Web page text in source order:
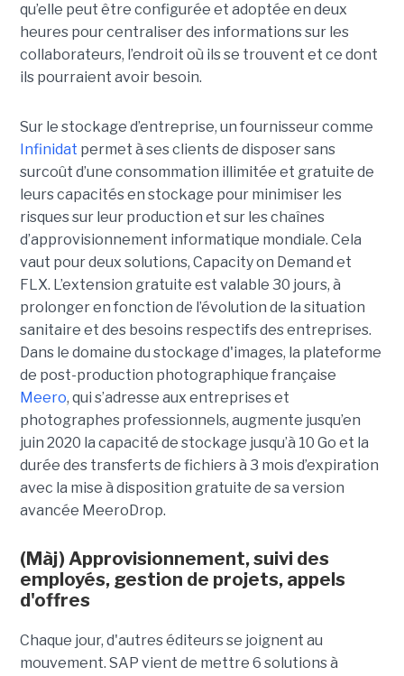
qu’elle peut être configurée et adoptée en deux
heures pour centraliser des informations sur les
collaborateurs, l’endroit où ils se trouvent et ce dont
ils pourraient avoir besoin.
Sur le stockage d’entreprise, un fournisseur comme
Infinidat permet à ses clients de disposer sans
surcoût d’une consommation illimitée et gratuite de
leurs capacités en stockage pour minimiser les
risques sur leur production et sur les chaînes
d’approvisionnement informatique mondiale. Cela
vaut pour deux solutions, Capacity on Demand et
FLX. L’extension gratuite est valable 30 jours, à
prolonger en fonction de l’évolution de la situation
sanitaire et des besoins respectifs des entreprises.
Dans le domaine du stockage d'images, la plateforme
de post-production photographique française
Meero, qui s’adresse aux entreprises et
photographes professionnels, augmente jusqu’en
juin 2020 la capacité de stockage jusqu’à 10 Go et la
durée des transferts de fichiers à 3 mois d’expiration
avec la mise à disposition gratuite de sa version
avancée MeeroDrop.
(Màj) Approvisionnement, suivi des
employés, gestion de projets, appels
d'offres
Chaque jour, d'autres éditeurs se joignent au
mouvement. SAP vient de mettre 6 solutions à